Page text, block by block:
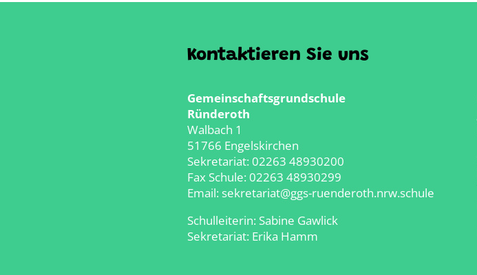
Kontaktieren Sie uns
Gemeinschaftsgrundschule
Ründeroth
Walbach 1
51766 Engelskirchen
Sekretariat: 02263 48930200
Fax Schule: 02263 48930299
Email: sekretariat@ggs-ruenderoth.nrw.schule
Schulleiterin: Sabine Gawlick
Sekretariat: Erika Hamm